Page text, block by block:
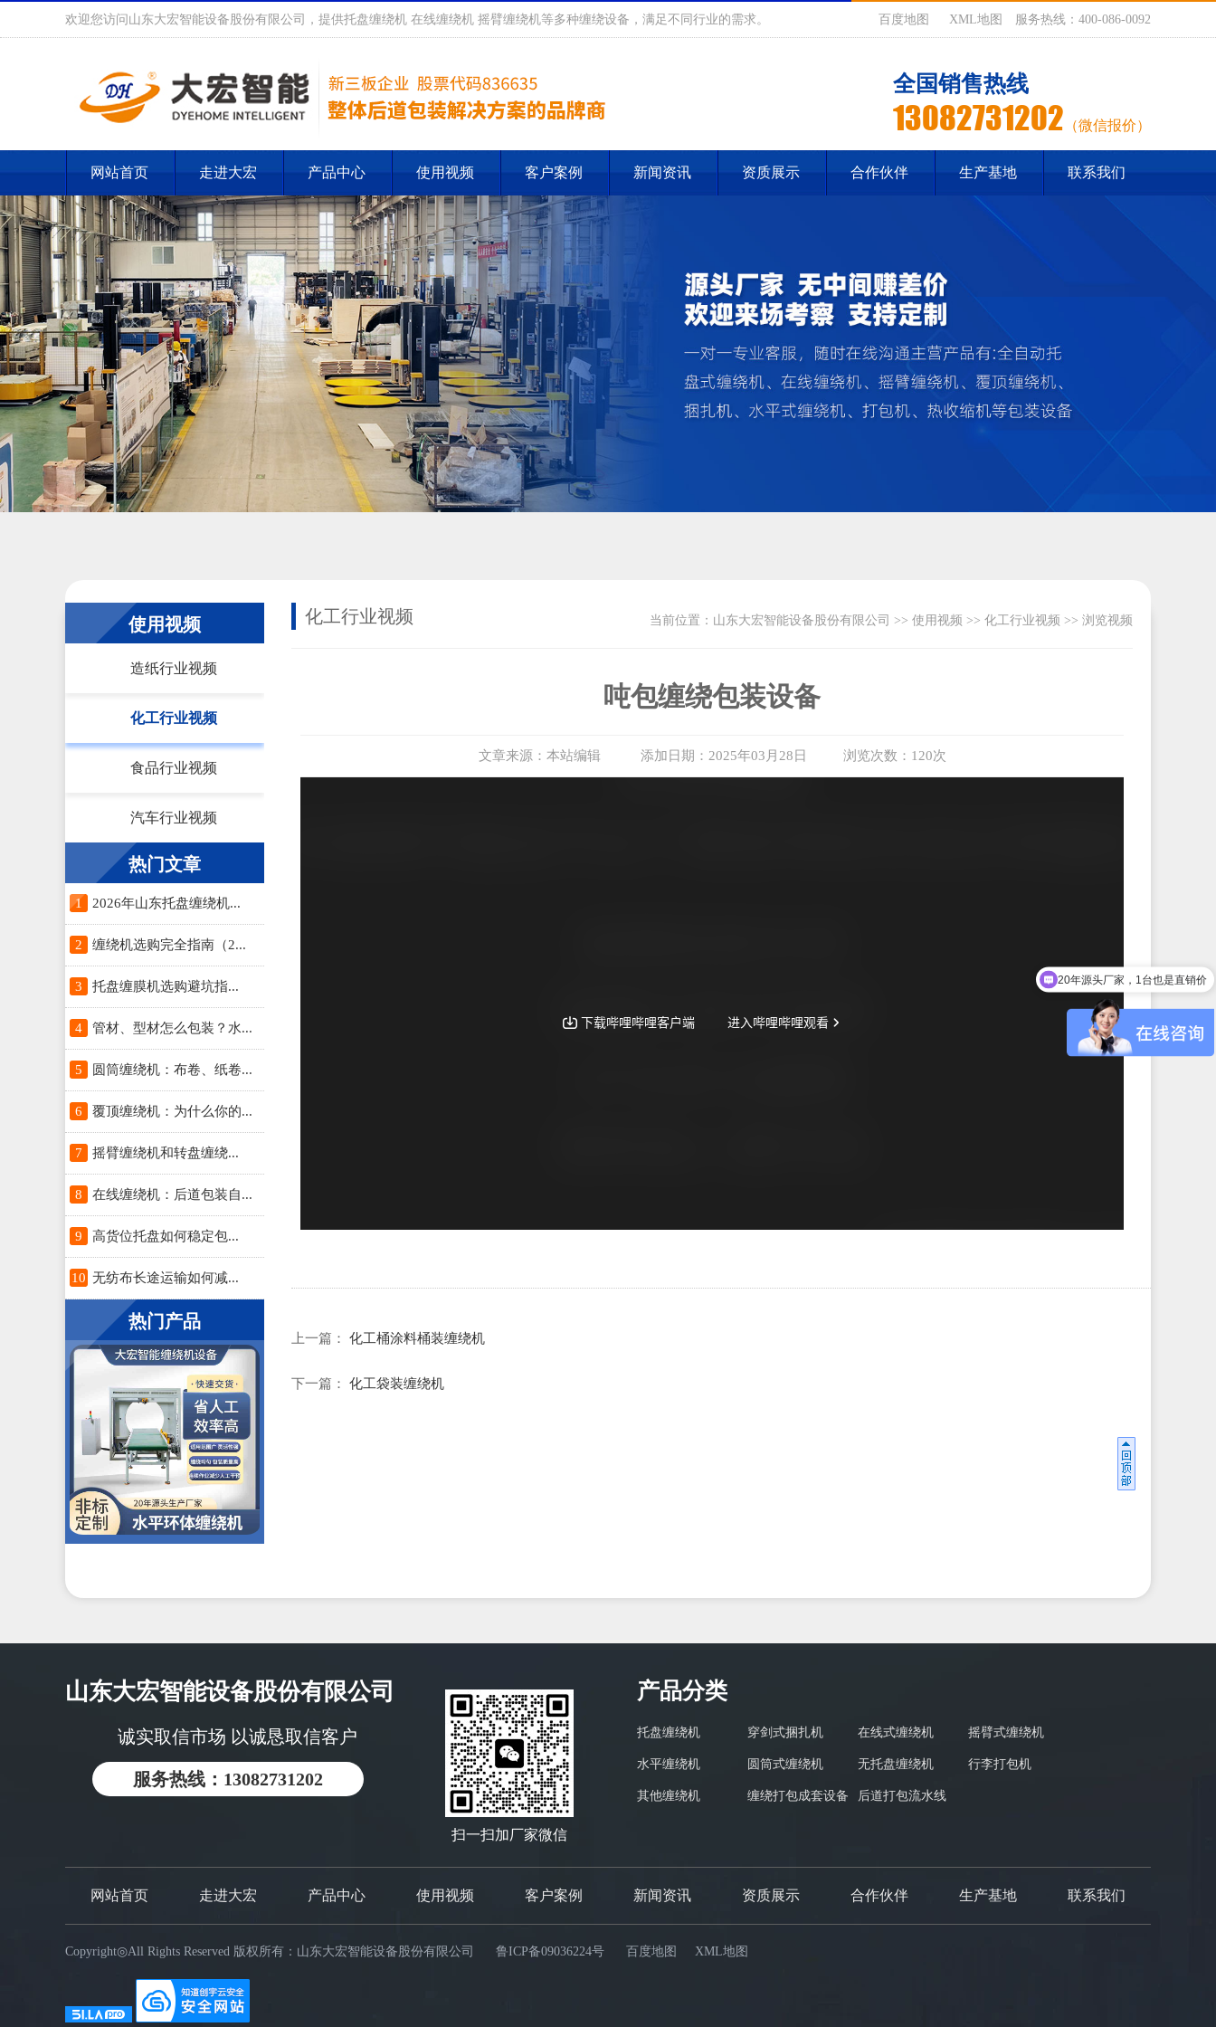
欢迎您访问山东大宏智能设备股份有限公司，提供托盘缠绕机 在线缠绕机 摇臂缠绕机等多种缠绕设备，满足不同行业的需求。 百度地图 XML地图 服务热线：400-086-0092
全国销售热线
13082731202 （微信报价）
网站首页 走进大宏 产品中心 使用视频 客户案例 新闻资讯 资质展示 合作伙伴 生产基地 联系我们
使用视频
造纸行业视频
化工行业视频
食品行业视频
汽车行业视频
热门文章
1 2026年山东托盘缠绕机...
2 缠绕机选购完全指南（2...
3 托盘缠膜机选购避坑指...
4 管材、型材怎么包装？水...
5 圆筒缠绕机：布卷、纸卷...
6 覆顶缠绕机：为什么你的...
7 摇臂缠绕机和转盘缠绕...
8 在线缠绕机：后道包装自...
9 高货位托盘如何稳定包...
10 无纺布长途运输如何减...
热门产品
化工行业视频 当前位置： 山东大宏智能设备股份有限公司 >> 使用视频 >> 化工行业视频 >> 浏览视频
吨包缠绕包装设备
文章来源：本站编辑 添加日期：2025年03月28日 浏览次数：120次
上一篇： 化工桶涂料桶装缠绕机
下一篇： 化工袋装缠绕机
山东大宏智能设备股份有限公司
诚实取信市场 以诚恳取信客户
服务热线：13082731202
扫一扫加厂家微信
产品分类
托盘缠绕机 穿剑式捆扎机 在线式缠绕机 摇臂式缠绕机
水平缠绕机 圆筒式缠绕机 无托盘缠绕机 行李打包机
其他缠绕机 缠绕打包成套设备 后道打包流水线
网站首页 走进大宏 产品中心 使用视频 客户案例 新闻资讯 资质展示 合作伙伴 生产基地 联系我们
Copyright◎All Rights Reserved 版权所有：山东大宏智能设备股份有限公司 鲁ICP备09036224号 百度地图 XML地图
20年源头厂家，1台也是直销价